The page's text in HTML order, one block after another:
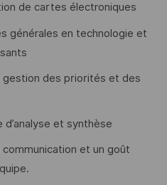
de cartes électroniques
générales en technologie et
gestion des priorités et des
et synthèse
et un goût